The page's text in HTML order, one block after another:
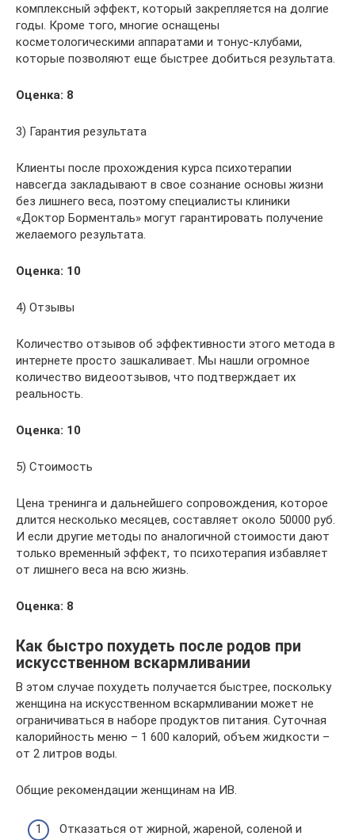
комплексный эффект, который закрепляется на долгие
годы. Кроме того, многие оснащены
косметологическими аппаратами и тонус-клубами,
которые позволяют еще быстрее добиться результата.
Оценка: 8
3) Гарантия результата
Клиенты после прохождения курса психотерапии
навсегда закладывают в свое сознание основы жизни
без лишнего веса, поэтому специалисты клиники
«Доктор Борменталь» могут гарантировать получение
желаемого результата.
Оценка: 10
4) Отзывы
Количество отзывов об эффективности этого метода в
интернете просто зашкаливает. Мы нашли огромное
количество видеоотзывов, что подтверждает их
реальность.
Оценка: 10
5) Стоимость
Цена тренинга и дальнейшего сопровождения, которое
длится несколько месяцев, составляет около 50000 руб.
И если другие методы по аналогичной стоимости дают
только временный эффект, то психотерапия избавляет
от лишнего веса на всю жизнь.
Оценка: 8
Как быстро похудеть после родов при
искусственном вскармливании
В этом случае похудеть получается быстрее, поскольку
женщина на искусственном вскармливании может не
ограничиваться в наборе продуктов питания. Суточная
калорийность меню – 1 600 калорий, объем жидкости –
от 2 литров воды.
Общие рекомендации женщинам на ИВ.
Отказаться от жирной, жареной, соленой и